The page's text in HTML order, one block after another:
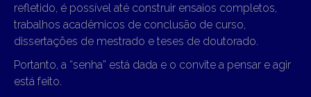
refletido, é possível até construir ensaios completos,
trabalhos acadêmicos de conclusão de curso,
dissertações de mestrado e teses de doutorado.
Portanto, a “senha” está dada e o convite a pensar e agir
está feito.